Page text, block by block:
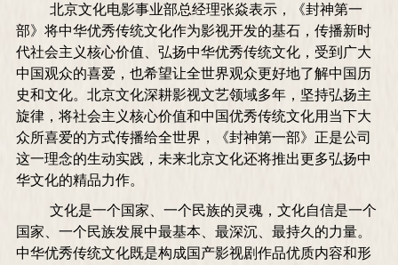
北京文化电影事业部总经理张焱表示，《封神第一
部》将中华优秀传统文化作为影视开发的基石，传播新时
代社会主义核心价值、弘扬中华优秀传统文化，受到广大
中国观众的喜爱，也希望让全世界观众更好地了解中国历
史和文化。北京文化深耕影视文艺领域多年，坚持弘扬主
旋律，将社会主义核心价值和中国优秀传统文化用当下大
众所喜爱的方式传播给全世界，《封神第一部》正是公司
这一理念的生动实践，未来北京文化还将推出更多弘扬中
华文化的精品力作。
文化是一个国家、一个民族的灵魂，文化自信是一个
国家、一个民族发展中最基本、最深沉、最持久的力量。
中华优秀传统文化既是构成国产影视剧作品优质内容和形